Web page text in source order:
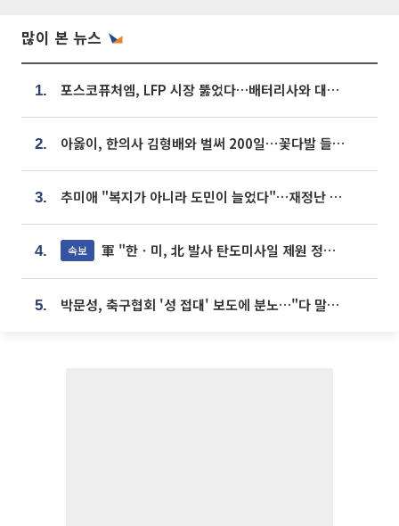
많이 본 뉴스
1. 포스코퓨처엠, LFP 시장 뚫었다…배터리사와 대규모 장기 공급 합의
2. 아옳이, 한의사 김형배와 벌써 200일⋯꽃다발 들고 "프러포즈 아냐"
3. 추미애 "복지가 아니라 도민이 늘었다"…재정난 책임론 정면돌파
4. 속보 軍 "한ㆍ미, 北 발사 탄도미사일 제원 정밀분석 중"
5. 박문성, 축구협회 '성 접대' 보도에 분노…"다 말아먹으려고 작정했나"